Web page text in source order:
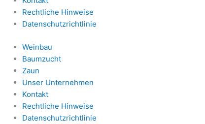
Rechtliche Hinweise
Datenschutzrichtlinie
Weinbau
Baumzucht
Zaun
Unser Unternehmen
Kontakt
Rechtliche Hinweise
Datenschutzrichtlinie